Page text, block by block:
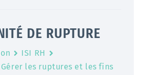
DE RUPTURE
ISI RH
Gérer les ruptures et les fins